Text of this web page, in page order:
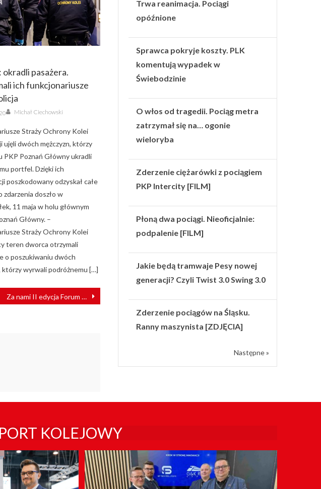
okradli pasażera.
ich funkcjonariusze
Author
Michał Ciechowski
Straży Ochrony Kolei
ujęli dwóch mężczyzn, którzy
PKP Poznań Główny ukradli
portfel. Dzięki ich
poszkodowany odzyskał całe
zdarzenia doszło w
11 maja w holu głównym
Główny. –
Straży Ochrony Kolei
teren dworca otrzymali
o poszukiwaniu dwóch
którzy wyrwali podróżnemu […]
Za nami II edycja Forum Wizja Rozwoju
Trwa reanimacja. Pociągi
opóźnione
Sprawca pokryje koszty. PLK
komentują wypadek w
Świebodzinie
O włos od tragedii. Pociąg metra
zatrzymał się na… ogonie
wieloryba
Zderzenie ciężarówki z pociągiem
PKP Intercity [FILM]
Płoną dwa pociągi. Nieoficjalnie:
podpalenie [FILM]
Jakie będą tramwaje Pesy nowej
generacji? Czyli Twist 3.0 Swing 3.0
Zderzenie pociągów na Śląsku.
Ranny maszynista [ZDJĘCIA]
Następne »
KOLEJOWY